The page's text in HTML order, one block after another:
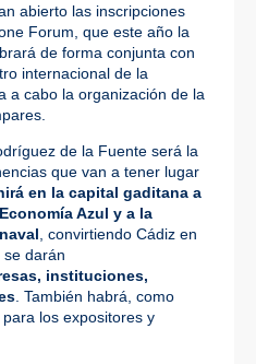
abierto las inscripciones
Forum, que este año la
de forma conjunta con
internacional de la
a cabo la organización de la
de la Fuente será la
que van a tener lugar
en la capital gaditana a
Azul y a la
, convirtiendo Cádiz en
darán
instituciones,
. También habrá, como
los expositores y